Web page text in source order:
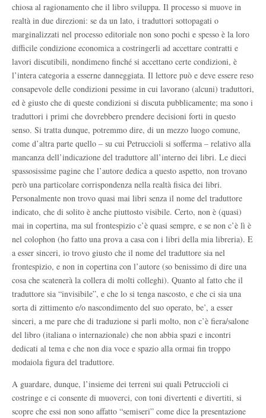
chiosa al ragionamento che il libro sviluppa. Il processo si muove in
realtà in due direzioni: se da un lato, i traduttori sottopagati o
marginalizzati nel processo editoriale non sono pochi e spesso è la loro
difficile condizione economica a costringerli ad accettare contratti e
lavori discutibili, nondimeno finché si accettano certe condizioni, è
l’intera categoria a esserne danneggiata. Il lettore può e deve essere reso
consapevole delle condizioni pessime in cui lavorano (alcuni) traduttori,
ed è giusto che di queste condizioni si discuta pubblicamente; ma sono i
traduttori i primi che dovrebbero prendere decisioni forti in questo
senso. Si tratta dunque, potremmo dire, di un mezzo luogo comune,
come d’altra parte quello – su cui Petruccioli si sofferma – relativo alla
mancanza dell’indicazione del traduttore all’interno dei libri. Le dieci
spassosissime pagine che l’autore dedica a questo aspetto, non trovano
però una particolare corrispondenza nella realtà fisica dei libri.
Personalmente non trovo quasi mai libri senza il nome del traduttore
indicato, che di solito è anche piuttosto visibile. Certo, non è (quasi)
mai in copertina, ma sul frontespizio c’è quasi sempre, e se non c’è lì è
nel colophon (ho fatto una prova a casa con i libri della mia libreria). E
a esser sinceri, io trovo giusto che il nome del traduttore sia nel
frontespizio, e non in copertina con l’autore (so benissimo di dire una
cosa che scatenerà la collera di molti colleghi). Quanto al fatto che il
traduttore sia “invisibile”, e che lo si tenga nascosto, e che ci sia una
sorta di zittimento e/o nascondimento del suo operato, be’, a esser
sinceri, a me pare che di traduzione si parli molto, non c’è fiera/salone
del libro (italiana o internazionale) che non abbia spazi e incontri
dedicati al tema e che non dia voce e spazio alla ormai fin troppo
modaiola figura del traduttore.
A guardare, dunque, l’insieme dei terreni sui quali Petruccioli ci
costringe e ci consente di muoverci, con toni divertenti e divertiti, si
scopre che essi non sono affatto “semiseri” come dice la presentazione